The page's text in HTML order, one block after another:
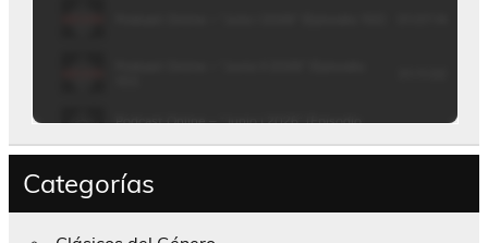
Categorías